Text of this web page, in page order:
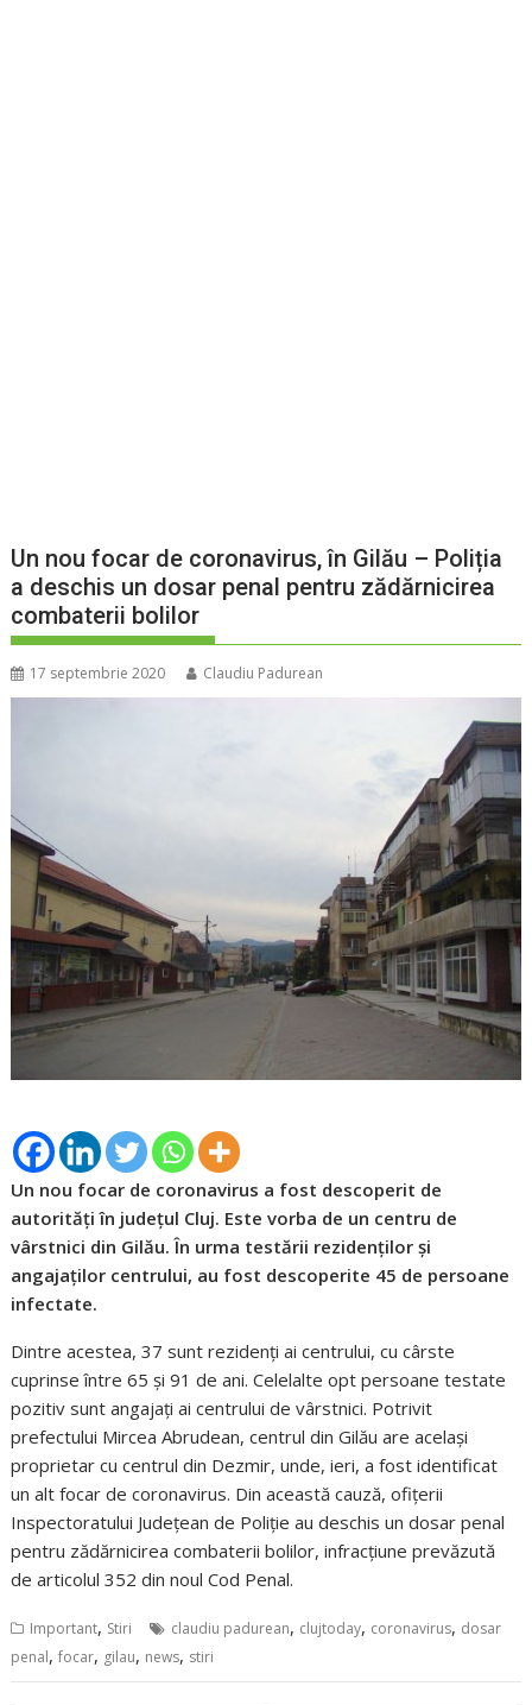
Un nou focar de coronavirus, în Gilău – Poliția
a deschis un dosar penal pentru zădărnicirea
combaterii bolilor
17 septembrie 2020 Claudiu Padurean
Un nou focar de coronavirus a fost descoperit de
autorități în județul Cluj. Este vorba de un centru de
vârstnici din Gilău. În urma testării rezidenților și
angajaților centrului, au fost descoperite 45 de persoane
infectate.
Dintre acestea, 37 sunt rezidenți ai centrului, cu cârste
cuprinse între 65 și 91 de ani. Celelalte opt persoane testate
pozitiv sunt angajați ai centrului de vârstnici. Potrivit
prefectului Mircea Abrudean, centrul din Gilău are același
proprietar cu centrul din Dezmir, unde, ieri, a fost identificat
un alt focar de coronavirus. Din această cauză, ofițerii
Inspectoratului Județean de Poliție au deschis un dosar penal
pentru zădărnicirea combaterii bolilor, infracțiune prevăzută
de articolul 352 din noul Cod Penal.
Important, Stiri claudiu padurean, clujtoday, coronavirus, dosar
penal,focar, gilau, news, stiri